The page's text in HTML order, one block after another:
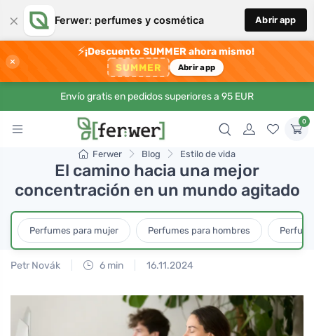
× Ferwer: perfumes y cosmética Abrir app
×
⚡¡Descuento SUMMER ahora mismo!
SUMMER Abrir app
Envío gratis en pedidos superiores a 95 EUR
0
Ferwer Blog Estilo de vida
El camino hacia una mejor
concentración en un mundo agitado
Perfumes para mujer Perfumes para hombres
Petr Novák 6 min 16.11.2024